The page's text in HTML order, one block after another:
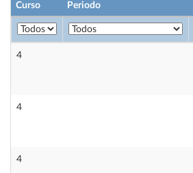
Curso Periodo
4
4
4